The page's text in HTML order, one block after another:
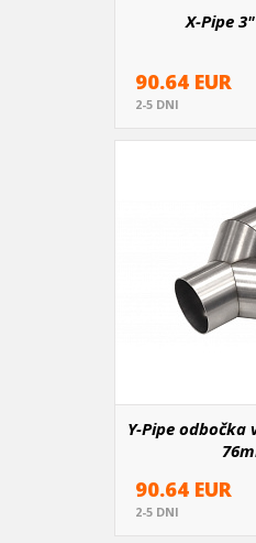
X-Pipe
90.64 EUR
2-5 DNI
Y-Pipe
90.64 EUR
2-5 DNI